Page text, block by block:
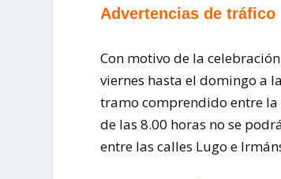
Advertencias de tráfico
Con motivo de la
viernes hasta el domingo a
tramo comprendido entre la
de las 8.00 horas no se
entre las calles Lugo e